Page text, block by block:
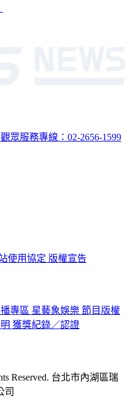
觀眾服務專線：02-2656-1599
使用協定 版權宣告
專區 星藝象娛樂 節目版權
獲獎紀錄／認證
Reserved. 台北市內湖區瑞
司